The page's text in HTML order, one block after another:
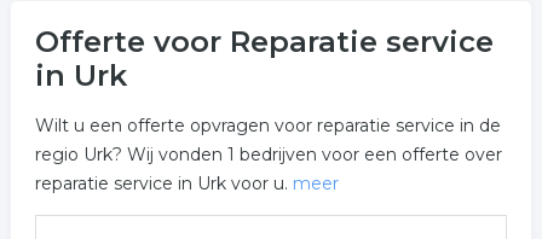
Offerte voor Reparatie service
in Urk
Wilt u een offerte opvragen voor reparatie service in de
regio Urk? Wij vonden 1 bedrijven voor een offerte over
reparatie service in Urk voor u. meer